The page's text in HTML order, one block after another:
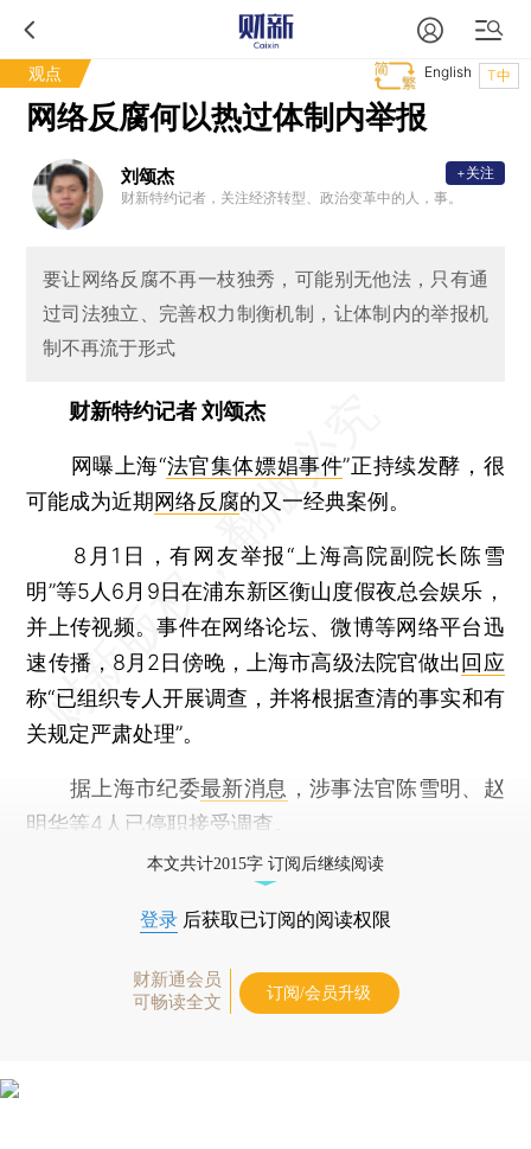
观点 T中
English
网络反腐何以热过体制内举报
刘颂杰
财新特约记者，关注经济转型、政治变革中的人，事。
+关注
要让网络反腐不再一枝独秀，可能别无他法，只有通
过司法独立、完善权力制衡机制，让体制内的举报机
制不再流于形式
财新特约记者 刘颂杰
网曝上海“法官集体嫖娼事件”正持续发酵，很
可能成为近期网络反腐的又一经典案例。
8月1日，有网友举报“上海高院副院长陈雪
明”等5人6月9日在浦东新区衡山度假夜总会娱乐，
并上传视频。事件在网络论坛、微博等网络平台迅
速传播，8月2日傍晚，上海市高级法院官做出 回应
称“已组织专人开展调查，并将根据查清的事实和有
关规定严肃处理”。
据上海市纪委最新消息 ，涉事法官陈雪明、赵
明华等4人已停职接受调查。
本文共计2015字 订阅后继续阅读
登录 后获取已订阅的阅读权限
财新通会员
可畅读全文
订阅/会员升级